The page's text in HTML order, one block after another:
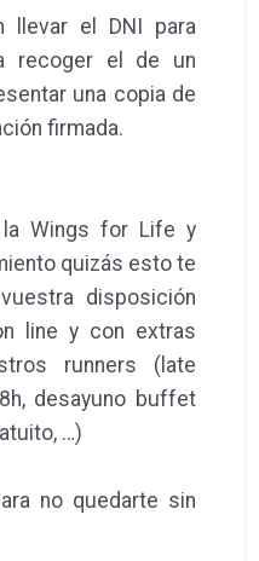
el DNI para
recoger el de un
una copia de
firmada.
Wings for Life y
quizás esto te
disposición
line y con extras
runners (late
desayuno buffet
…)
no quedarte sin